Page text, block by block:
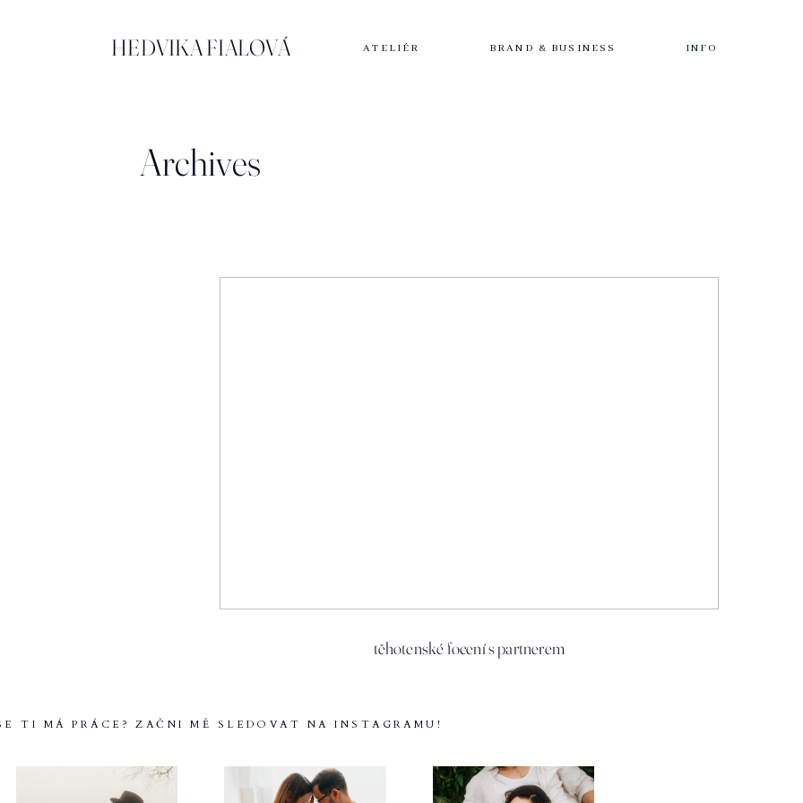
HEDVIKA FIALOVÁ ATELIÉR BRAND & BUSINESS INFO
Archives
těhotenské focení s partnerem
TI MÁ PRÁCE? ZAČNI MĚ SLEDOVAT NA INSTAGRAMU!